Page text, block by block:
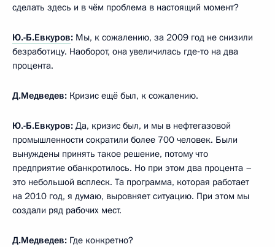
сделать здесь и в чём проблема в настоящий момент?
Ю.-Б.Евкуров: Мы, к сожалению, за 2009 год не снизили
безработицу. Наоборот, она увеличилась где‑то на два
процента.
Д.Медведев: Кризис ещё был, к сожалению.
Ю.-Б.Евкуров: Да, кризис был, и мы в нефтегазовой
промышленности сократили более 700 человек. Были
вынуждены принять такое решение, потому что
предприятие обанкротилось. Но при этом два процента –
это небольшой всплеск. Та программа, которая работает
на 2010 год, я думаю, выровняет ситуацию. При этом мы
создали ряд рабочих мест.
Д.Медведев: Где конкретно?